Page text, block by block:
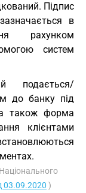
Підпис
в
рахунком
систем
подається/
до банку під
а також форма
клієнтами
03.09.2020 )